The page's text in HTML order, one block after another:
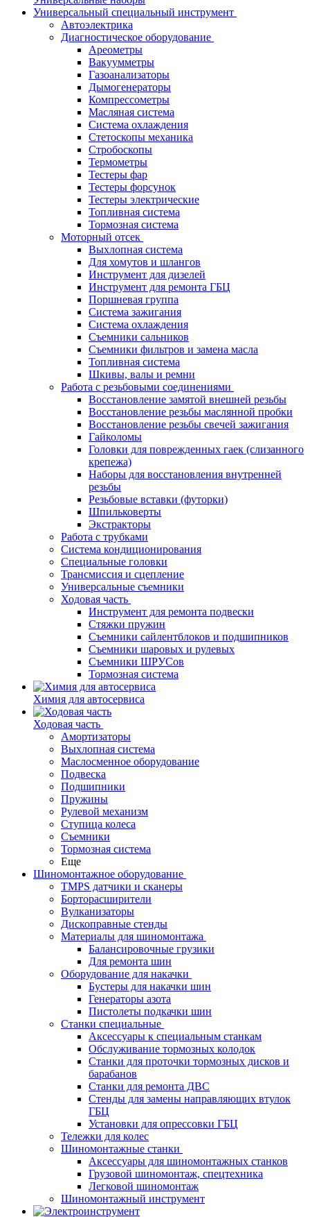
Универсальный специальный инструмент
Автоэлектрика
Диагностическое оборудование
Ареометры
Вакуумметры
Газоанализаторы
Дымогенераторы
Компрессометры
Масляная система
Система охлаждения
Стетоскопы механика
Стробоскопы
Термометры
Тестеры фар
Тестеры форсунок
Тестеры электрические
Топливная система
Тормозная система
Моторный отсек
Выхлопная система
Для хомутов и шлангов
Инструмент для дизелей
Инструмент для ремонта ГБЦ
Поршневая группа
Система зажигания
Система охлаждения
Съемники сальников
Съемники фильтров и замена масла
Топливная система
Шкивы, валы и ремни
Работа с резьбовыми соединениями
Восстановление замятой внешней резьбы
Восстановление резьбы маслянной пробки
Восстановление резьбы свечей зажигания
Гайколомы
Головки для поврежденных гаек (слизанного
крепежа)
Наборы для восстановления внутренней
резьбы
Резьбовые вставки (футорки)
Шпильковерты
Экстракторы
Работа с трубками
Система кондиционирования
Специальные головки
Трансмиссия и сцепление
Универсальные съемники
Ходовая часть
Инструмент для ремонта подвески
Стяжки пружин
Съемники сайлентблоков и подшипников
Съемники шаровых и рулевых
Съемники ШРУСов
Тормозная система
Химия для автосервиса
Ходовая часть
Амортизаторы
Выхлопная система
Маслосменное оборудование
Подвеска
Подшипники
Пружины
Рулевой механизм
Ступица колеса
Съемники
Тормозная система
Еще
Шиномонтажное оборудование
TMPS датчики и сканеры
Борторасширители
Вулканизаторы
Дископравные стенды
Материалы для шиномонтажа
Балансировочные грузики
Для ремонта шин
Оборудование для накачки
Бустеры для накачки шин
Генераторы азота
Пистолеты подкачки шин
Станки специальные
Аксессуары к специальным станкам
Обслуживание тормозных колодок
Станки для проточки тормозных дисков и
барабанов
Станки для ремонта ДВС
Стенды для замены направляющих втулок
ГБЦ
Установки для опрессовки ГБЦ
Тележки для колес
Шиномонтажные станки
Аксессуары для шиномонтажных станков
Грузовой шиномонтаж, спецтехника
Легковой шиномонтаж
Шиномонтажный инструмент